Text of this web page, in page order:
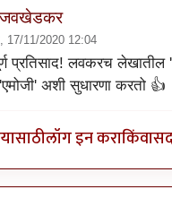
17/11/2020 12:04
खूप छान लेख. वाचनखूण
प्रतिसाद! लवकरच लेखातील
अशी सुधारणा करतो 👍
लॉग इन कराकिंवा